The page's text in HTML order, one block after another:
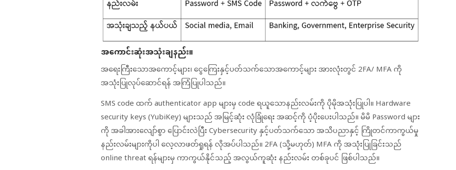
အကောင်းဆုံးအသုံးချနည်း။
အရေးကြီးသောအကောင့်များ၊ ငွေကြေးနှင့်ပတ်သက်သောအကောင့်များ အားလုံးတွင် 2FA/ MFA ကို
အသုံးပြုလုပ်ဆောင်ရန် အကြံပြုပါသည်။
SMS code ထက် authenticator app များမှ code ရယူသောနည်းလမ်းကို ပိုမိုအသုံးပြုပါ။ Hardware
security keys (YubiKey) များသည် အမြင့်ဆုံး လုံခြုံရေး အဆင့်ကို ပံ့ပိုးပေးပါသည်။ မိမိ Password များ
ကို အခါအားလျော်စွာ ပြောင်းလဲပြီး Cybersecurity နှင့်ပတ်သက်သော အသိပညာနှင့် ကြိုတင်ကာကွယ်မှု
နည်းလမ်းများကိုပါ လေ့လာဖတ်ရှုရန် လိုအပ်ပါသည်။ 2FA (သို့မဟုတ်) MFA ကို အသုံးပြုခြင်းသည်
online threat ရန်များမှ ကာကွယ်နိုင်သည့် အလွယ်ကူဆုံး နည်းလမ်း တစ်ခုပင် ဖြစ်ပါသည်။